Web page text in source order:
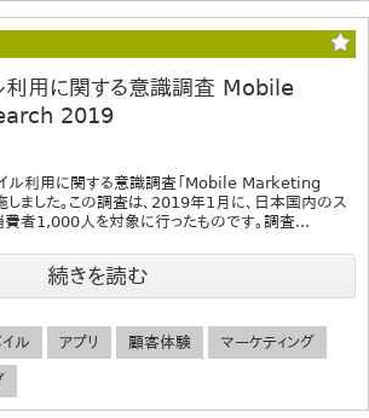
利用に関する意識調査 Mobile
2019
イル利用に関する意識調査「Mobile Marketing
ました。この調査は、2019年1月に、日本国内のス
費者1,000人を対象に行ったものです。調査...
続きを読む
ル アプリ 顧客体験 マーケティング